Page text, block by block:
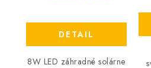
DETAIL
8W LED záhradné solárne